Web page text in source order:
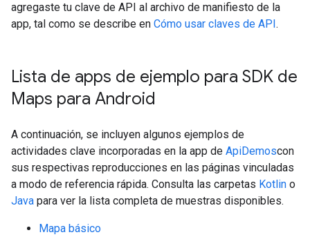
agregaste tu clave de API al archivo de manifiesto de la
app, tal como se describe en Cómo usar claves de API.
Lista de apps de ejemplo para SDK de
Maps para Android
A continuación, se incluyen algunos ejemplos de
actividades clave incorporadas en la app de ApiDemoscon
sus respectivas reproducciones en las páginas vinculadas
a modo de referencia rápida. Consulta las carpetas Kotlin o
Java para ver la lista completa de muestras disponibles.
Mapa básico